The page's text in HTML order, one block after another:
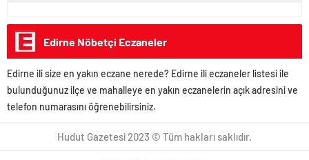
Edirne Nöbetçi Eczaneler
Edirne ili size en yakın eczane nerede? Edirne ili eczaneler listesi ile
bulunduğunuz ilçe ve mahalleye en yakın eczanelerin açık adresini ve
telefon numarasını öğrenebilirsiniz.
Hudut Gazetesi 2023 © Tüm hakları saklıdır.